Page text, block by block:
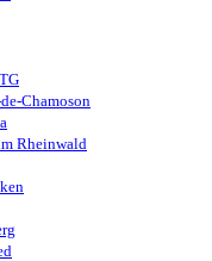
Chamoson
Rheinwald